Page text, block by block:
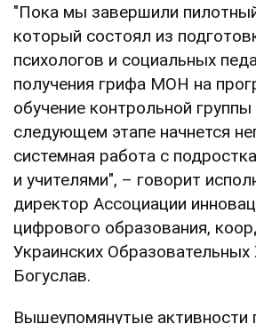
"Пока мы завершили
который состоял из
психологов и социальных
получения грифа МОН на
обучение контрольной
следующем этапе начнется
системная работа с
и учителями", – говорит
директор Ассоциации
цифрового образования,
Украинских
Богуслав.
Вышеупомянутые активности